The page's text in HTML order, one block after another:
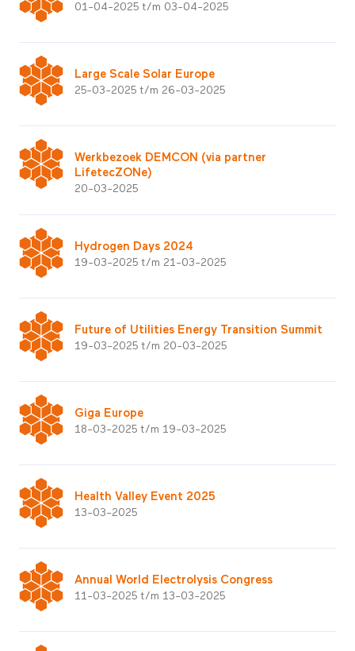
01-04-2025 t/m 03-04-2025
Large Scale Solar Europe
25-03-2025 t/m 26-03-2025
Werkbezoek DEMCON (via partner
LifetecZONe)
20-03-2025
Hydrogen Days 2024
19-03-2025 t/m 21-03-2025
Future of Utilities Energy Transition Summit
19-03-2025 t/m 20-03-2025
Giga Europe
18-03-2025 t/m 19-03-2025
Health Valley Event 2025
13-03-2025
Annual World Electrolysis Congress
11-03-2025 t/m 13-03-2025